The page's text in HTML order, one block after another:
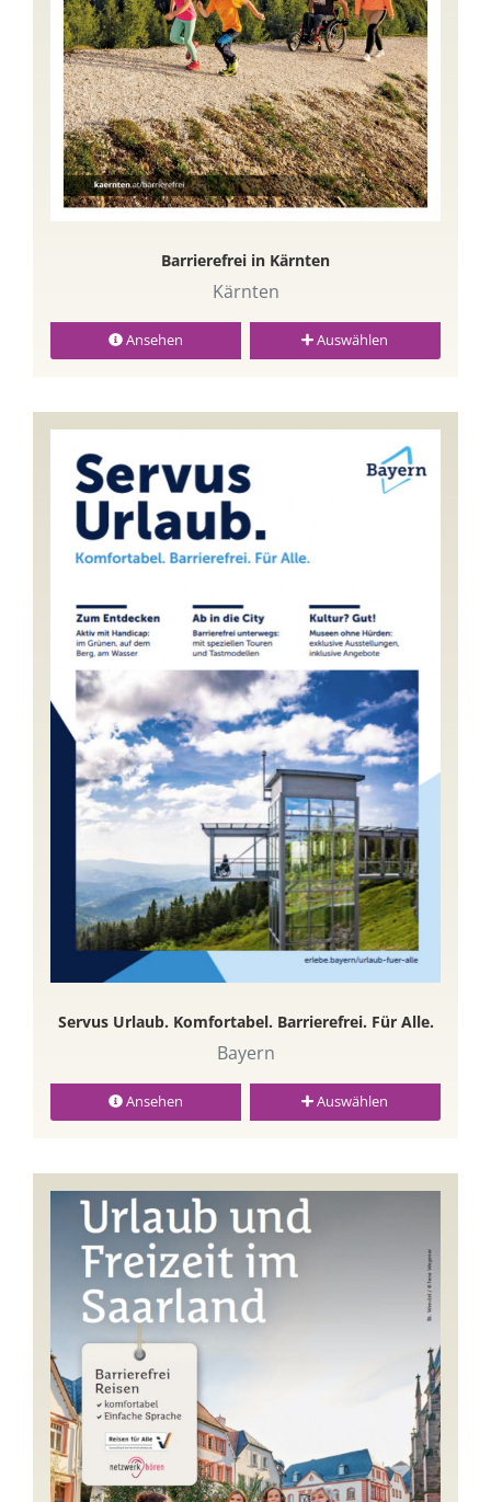
Barrierefrei in Kärnten
Kärnten
Ansehen Auswählen
Servus Urlaub. Komfortabel. Barrierefrei. Für Alle.
Bayern
Ansehen Auswählen